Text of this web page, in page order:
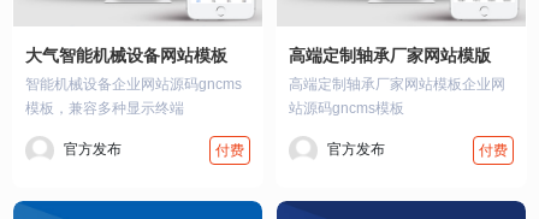
大气智能机械设备网站模板
智能机械设备企业网站源码gncms
模板，兼容多种显示终端
官方发布 付费
高端定制轴承厂家网站模版
高端定制轴承厂家网站模板企业网
站源码gncms模板
官方发布 付费